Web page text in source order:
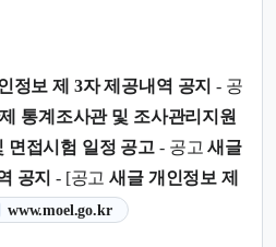
정보 제 3자 제공내역 공지 - 공
통계조사관 및 조사관리지원
면접시험 일정 공고 - 공고새글
공지 - [공고새글 개인정보 제
www.moel.go.kr
탭에서 열림)